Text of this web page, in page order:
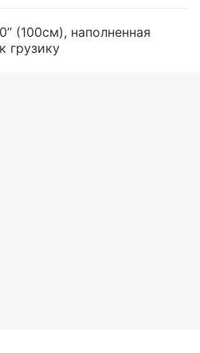
(100см), наполненная
грузику